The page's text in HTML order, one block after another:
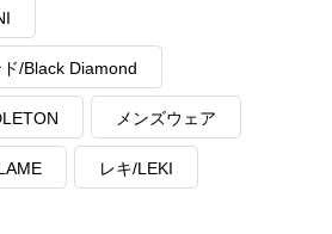
/Black Diamond
メンズウェア
レキ/LEKI